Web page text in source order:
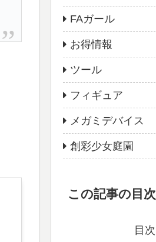
FAガール
お得情報
ツール
フィギュア
メガミデバイス
創彩少女庭園
この記事の目次
目次